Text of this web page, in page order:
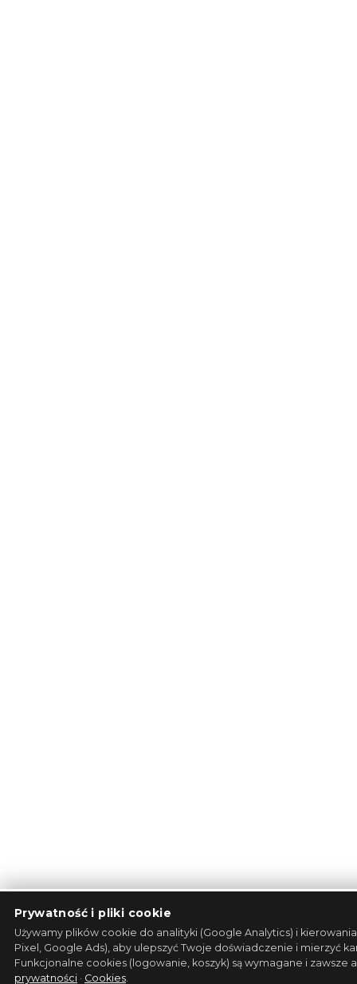
Prywatność i pliki cookie
Używamy plików cookie do analityki (Google Analytics) i
Pixel, Google Ads), aby ulepszyć Twoje doświadczenie i mierzyć
Funkcjonalne cookies (logowanie, koszyk) są wymagane i zawsze
prywatności · Cookies.